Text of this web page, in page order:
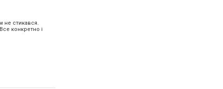
не стикався.
конкретно і